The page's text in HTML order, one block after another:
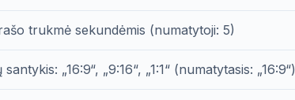
trukmė sekundėmis (numatytoji: 5)
„16:9“, „9:16“, „1:1“ (numatytasis: „16:9“)